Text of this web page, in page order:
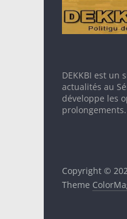
DEKKBI est un
actualités au
développe les
prolongements.
Copyright ©
Theme